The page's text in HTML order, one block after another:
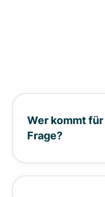
Wer kommt
Frage?